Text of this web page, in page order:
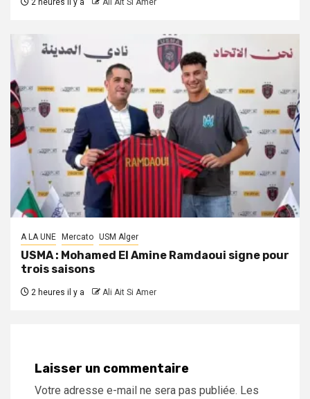
2 heures il y a Ali Ait Si Amer
A LA UNE Mercato USM Alger
USMA : Mohamed El Amine Ramdaoui signe pour
trois saisons
2 heures il y a Ali Ait Si Amer
Laisser un commentaire
Votre adresse e-mail ne sera pas publiée. Les